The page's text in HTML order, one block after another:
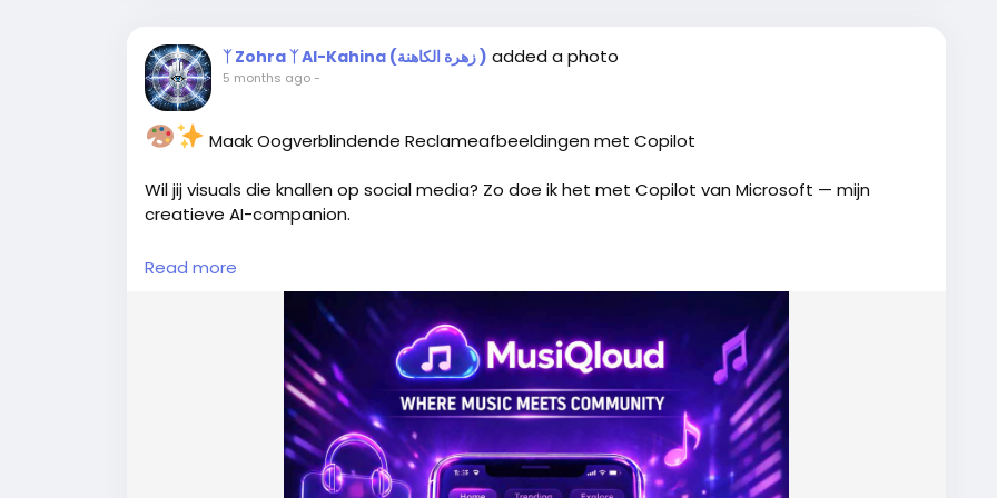
sfeerbeelden en levendigheid zou veel verschil maken — óók voor zoekmachines.
Een krachtiger logo en visuele identiteit
Een goed logo en een herkenbare stijl kunnen echt bijdragen aan uitstraling, herkenbaarheid
en professionaliteit.
Ik denk persoonlijk dat Friendhyve nog veel meer potentie heeft wanneer het platform iets
moderner, levendiger en energieker wordt neergezet. Mensen zoeken tegenwoordig niet
Nogmaals: dit is absoluut positief bedoeld. Juist omdat ik mogelijkheden zie, neem ik de
moeite om deze feedback te delen
Ik zou het bovendien leuk vinden om mee te denken of eventueel creatief bij te dragen aan
een vrolijkere en modernere uitstraling, mocht daar behoefte aan zijn.
Ter vergelijking: Hyvrr.nl laat zien hoeveel verschil sfeer, uitstraling en community-activiteit
kunnen maken. Dat platform groeide binnen korte tijd naar duizenden actieve leden die ook
ᛉ Zohra ᛉ Al-Kahina (زهرة الكاهنة ) added a photo
5 months ago-
Maak Oogverblindende Reclameafbeeldingen met Copilot
Wil jij visuals die knallen op social media? Zo doe ik het met Copilot van Microsoft — mijn
creatieve AI-companion.
Ik gaf Copilot deze opdracht:
> “Maak een reclameafbeelding voor MusiQloud, een social media platform voor muziek.
Gebruik een futuristische stijl met paarse neonlichten, een smartphone in het midden, en
features zoals ‘Drop Tracks’, ‘Climb the Charts’, ‘Talk Directly to Artists’. Voeg onderaan een
call-to-action toe: ‘JOIN MUSIQLOUD’ met daaronder ‘MusiQloud.com’ in metallic tekst met
Wat Copilot leverde:
Read more